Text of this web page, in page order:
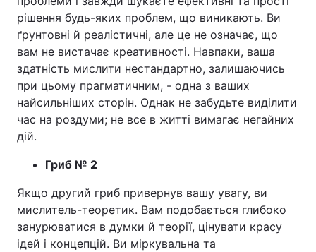
рішення будь-яких проблем, що виникають. Ви
ґрунтовні й реалістичні, але це не означає, що
вам не вистачає креативності. Навпаки, ваша
здатність мислити нестандартно, залишаючись
при цьому прагматичним, - одна з ваших
найсильніших сторін. Однак не забудьте виділити
час на роздуми; не все в житті вимагає негайних
дій.
Гриб № 2
Якщо другий гриб привернув вашу увагу, ви
мислитель-теоретик. Вам подобається глибоко
занурюватися в думки й теорії, цінувати красу
ідей і концепцій. Ви міркувальна та